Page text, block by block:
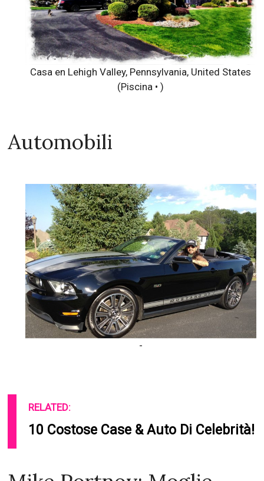
Casa en Lehigh Valley, Pennsylvania, United States
(Piscina • )
Automobili
-
RELATED:
10 Costose Case & Auto Di Celebrità!